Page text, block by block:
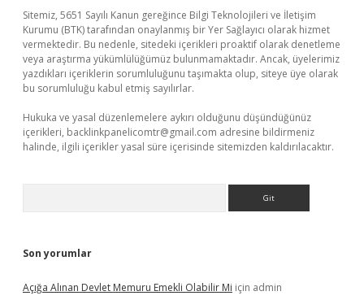
Sitemiz, 5651 Sayılı Kanun gereğince Bilgi Teknolojileri ve İletişim
Kurumu (BTK) tarafından onaylanmış bir Yer Sağlayıcı olarak hizmet
vermektedir. Bu nedenle, sitedeki içerikleri proaktif olarak denetleme
veya araştırma yükümlülüğümüz bulunmamaktadır. Ancak, üyelerimiz
yazdıkları içeriklerin sorumluluğunu taşımakta olup, siteye üye olarak
bu sorumluluğu kabul etmiş sayılırlar.
Hukuka ve yasal düzenlemelere aykırı olduğunu düşündüğünüz
içerikleri, backlinkpanelicomtr@gmail.com adresine bildirmeniz
halinde, ilgili içerikler yasal süre içerisinde sitemizden kaldırılacaktır.
Son yorumlar
Açığa Alınan Devlet Memuru Emekli Olabilir Mi için admin